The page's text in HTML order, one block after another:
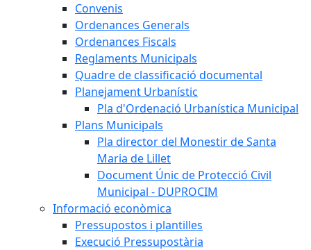
Convenis
Ordenances Generals
Ordenances Fiscals
Reglaments Municipals
Quadre de classificació documental
Planejament Urbanístic
Pla d'Ordenació Urbanística Municipal
Plans Municipals
Pla director del Monestir de Santa
Maria de Lillet
Document Únic de Protecció Civil
Municipal - DUPROCIM
Informació econòmica
Pressupostos i plantilles
Execució Pressupostària